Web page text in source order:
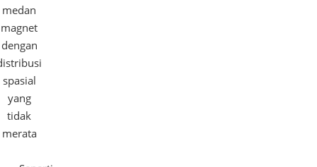
medan
magnet
dengan
spasial
yang
tidak
merata